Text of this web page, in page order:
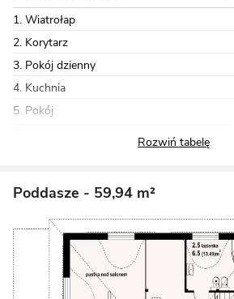
1. Wiatrołap
2. Korytarz
3. Pokój dzienny
4. Kuchnia
5. Pokój
Poddasze - 59,94 m²